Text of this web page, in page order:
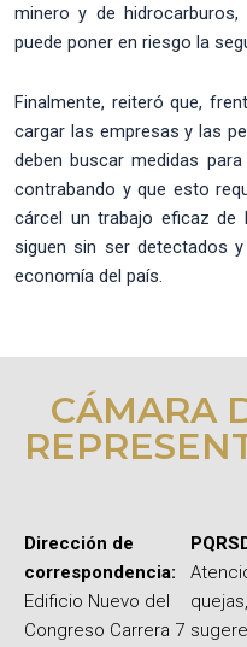
minero y de
puede poner en riesgo la
Finalmente, reiteró que,
cargar las empresas y las
deben buscar medidas
contrabando y que esto
cárcel un trabajo eficaz de
siguen sin ser detectados
economía del país.
CÁMARA
Dirección de
correspondencia:
Edificio Nuevo del
Congreso Carrera 7